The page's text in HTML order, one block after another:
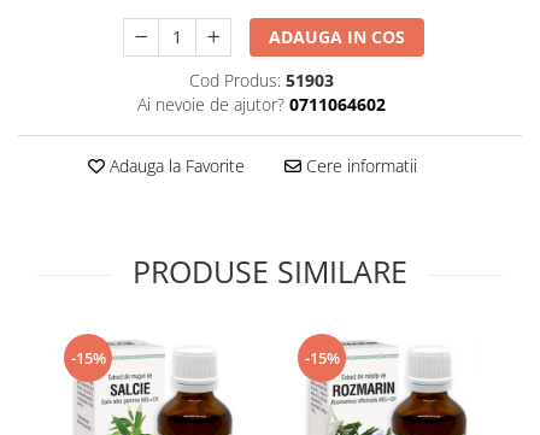
Supliment Vitamina C
Supliment Vitamina D3
Supliment Vitamina E
Tincturi si Gemoderivate
ADAUGA IN COS
Cod Produs: 51903
Ai nevoie de ajutor? 0711064602
Adauga la Favorite Cere informatii
PRODUSE SIMILARE
-15% -15%